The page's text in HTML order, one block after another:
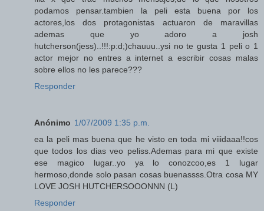
podamos pensar.tambien la peli esta buena por los
actores,los dos protagonistas actuaron de maravillas
ademas que yo adoro a josh
hutcherson(jess)..!!!:p:d;)chauuu..ysi no te gusta 1 peli o 1
actor mejor no entres a internet a escribir cosas malas
sobre ellos no les parece???
Responder
Anónimo 1/07/2009 1:35 p.m.
ea la peli mas buena que he visto en toda mi viiidaaa!!cos
que todos los dias veo peliss.Ademas para mi que existe
ese magico lugar..yo ya lo conozcoo,es 1 lugar
hermoso,donde solo pasan cosas buenassss.Otra cosa MY
LOVE JOSH HUTCHERSOOONNN (L)
Responder